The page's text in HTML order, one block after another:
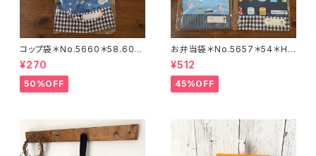
コップ袋＊No.5660＊58.60＊
Haru・ru
¥270
50%OFF
お弁当袋＊No.5657＊54＊Ha
ru・ru
¥512
45%OFF